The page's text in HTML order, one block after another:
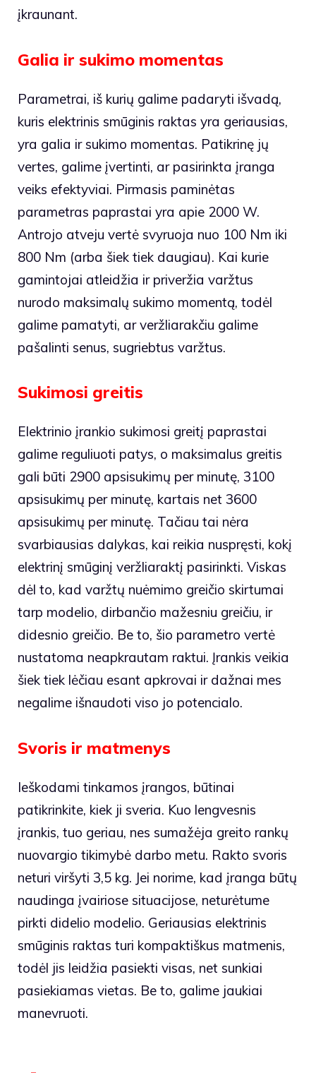
įkraunant.
Galia ir sukimo momentas
Parametrai, iš kurių galime padaryti išvadą,
kuris elektrinis smūginis raktas yra geriausias,
yra galia ir sukimo momentas. Patikrinę jų
vertes, galime įvertinti, ar pasirinkta įranga
veiks efektyviai. Pirmasis paminėtas
parametras paprastai yra apie 2000 W.
Antrojo atveju vertė svyruoja nuo 100 Nm iki
800 Nm (arba šiek tiek daugiau). Kai kurie
gamintojai atleidžia ir priveržia varžtus
nurodo maksimalų sukimo momentą, todėl
galime pamatyti, ar veržliarakčiu galime
pašalinti senus, sugriebtus varžtus.
Sukimosi greitis
Elektrinio įrankio sukimosi greitį paprastai
galime reguliuoti patys, o maksimalus greitis
gali būti 2900 apsisukimų per minutę, 3100
apsisukimų per minutę, kartais net 3600
apsisukimų per minutę. Tačiau tai nėra
svarbiausias dalykas, kai reikia nuspręsti, kokį
elektrinį smūginį veržliaraktį pasirinkti. Viskas
dėl to, kad varžtų nuėmimo greičio skirtumai
tarp modelio, dirbančio mažesniu greičiu, ir
didesnio greičio. Be to, šio parametro vertė
nustatoma neapkrautam raktui. Įrankis veikia
šiek tiek lėčiau esant apkrovai ir dažnai mes
negalime išnaudoti viso jo potencialo.
Svoris ir matmenys
Ieškodami tinkamos įrangos, būtinai
patikrinkite, kiek ji sveria. Kuo lengvesnis
įrankis, tuo geriau, nes sumažėja greito rankų
nuovargio tikimybė darbo metu. Rakto svoris
neturi viršyti 3,5 kg. Jei norime, kad įranga būtų
naudinga įvairiose situacijose, neturėtume
pirkti didelio modelio. Geriausias elektrinis
smūginis raktas turi kompaktiškus matmenis,
todėl jis leidžia pasiekti visas, net sunkiai
pasiekiamas vietas. Be to, galime jaukiai
manevruoti.